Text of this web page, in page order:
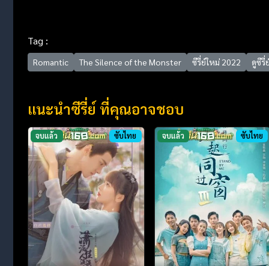
Tag :
Romantic The Silence of the Monster ซีรี่ย์ใหม่ 2022 ดูซีรี่
แนะนำซีรี่ย์ ที่คุณอาจชอบ
จบแล้ว ซับไทย จบแล้ว ซับไทย